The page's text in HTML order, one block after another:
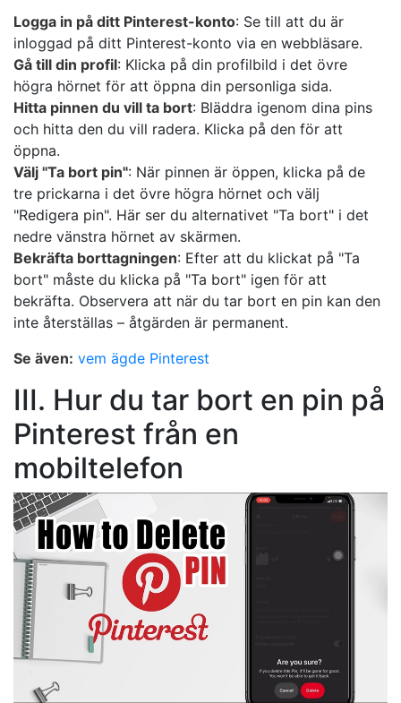
Logga in på ditt Pinterest-konto: Se till att du är
inloggad på ditt Pinterest-konto via en webbläsare.
Gå till din profil: Klicka på din profilbild i det övre
högra hörnet för att öppna din personliga sida.
Hitta pinnen du vill ta bort: Bläddra igenom dina pins
och hitta den du vill radera. Klicka på den för att
öppna.
Välj "Ta bort pin": När pinnen är öppen, klicka på de
tre prickarna i det övre högra hörnet och välj
"Redigera pin". Här ser du alternativet "Ta bort" i det
nedre vänstra hörnet av skärmen.
Bekräfta borttagningen: Efter att du klickat på "Ta
bort" måste du klicka på "Ta bort" igen för att
bekräfta. Observera att när du tar bort en pin kan den
inte återställas – åtgärden är permanent.
Se även: vem ägde Pinterest
III. Hur du tar bort en pin på
Pinterest från en
mobiltelefon